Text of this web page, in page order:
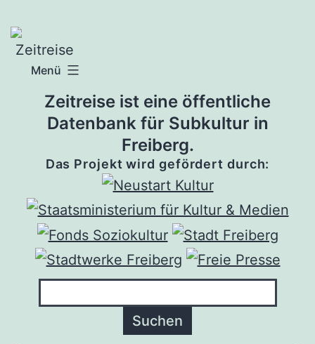
Inhalt
springen
Menü
Zeitreise ist eine öffentliche
Datenbank für Subkultur in
Freiberg.
Das Projekt wird gefördert durch: